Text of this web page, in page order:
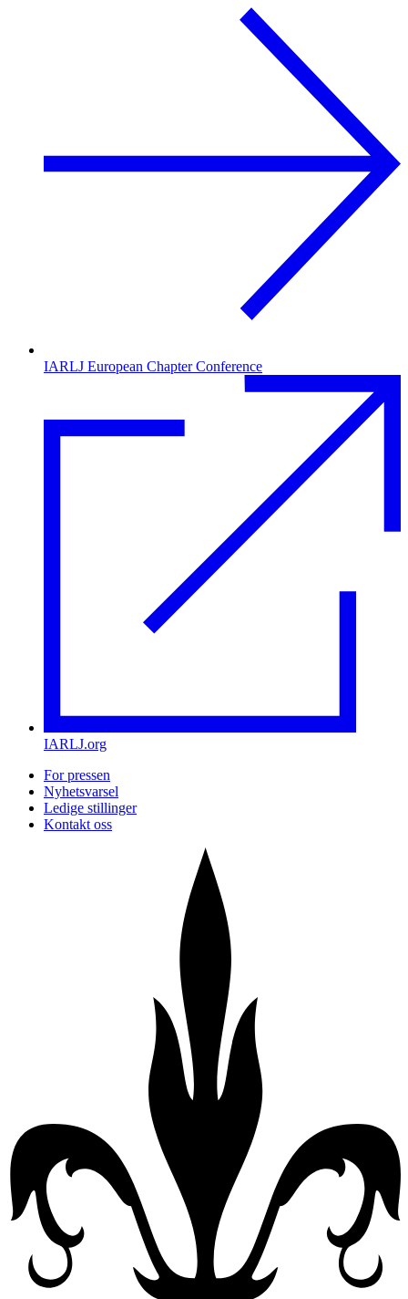
IARLJ European Chapter Conference
IARLJ.org
For pressen
Nyhetsvarsel
Ledige stillinger
Kontakt oss